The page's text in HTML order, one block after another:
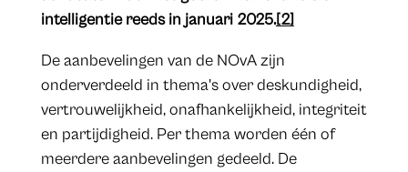
intelligentie reeds in januari 2025.[2]
De aanbevelingen van de NOvA zijn
onderverdeeld in thema's over deskundigheid,
vertrouwelijkheid, onafhankelijkheid, integriteit
en partijdigheid. Per thema worden één of
meerdere aanbevelingen gedeeld. De